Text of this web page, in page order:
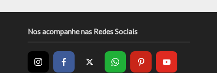
Nos acompanhe nas Redes Sociais